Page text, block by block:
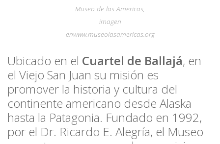
Museo de las Americas,
imagen
enwww.museolasamericas.org
Ubicado en el Cuartel de Ballajá, en
el Viejo San Juan su misión es
promover la historia y cultura del
continente americano desde Alaska
hasta la Patagonia. Fundado en 1992,
por el Dr. Ricardo E. Alegría, el Museo